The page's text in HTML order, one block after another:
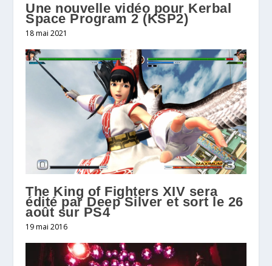
Une nouvelle vidéo pour Kerbal
Space Program 2 (KSP2)
18 mai 2021
The King of Fighters XIV sera
édité par Deep Silver et sort le 26
août sur PS4
19 mai 2016